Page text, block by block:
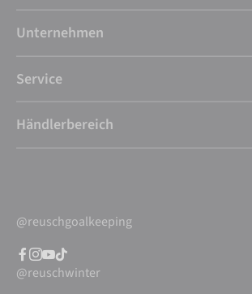
Unternehmen
Service
Händlerbereich
@reuschgoalkeeping
@reuschwinter